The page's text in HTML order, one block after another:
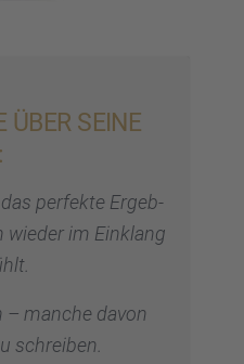
ÜBER SEINE
perfekte Ergeb­
wieder im Einklang
– manche davon
schrei­ben.